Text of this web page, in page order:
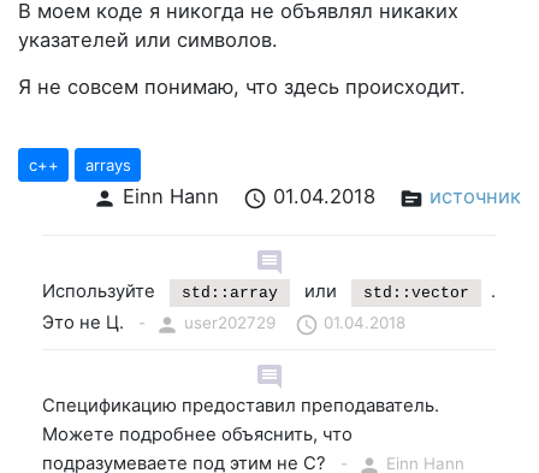
В моем коде я никогда не объявлял никаких
указателей или символов.
Я не совсем понимаю, что здесь происходит.
c++ arrays
person Einn Hann schedule 01.04.2018 source источник
comment
Используйте std::array или std::vector
.
Это не Ц.
- person user202729 schedule 01.04.2018
comment
Спецификацию предоставил преподаватель.
Можете подробнее объяснить, что
подразумеваете под этим не C?
- person Einn Hann